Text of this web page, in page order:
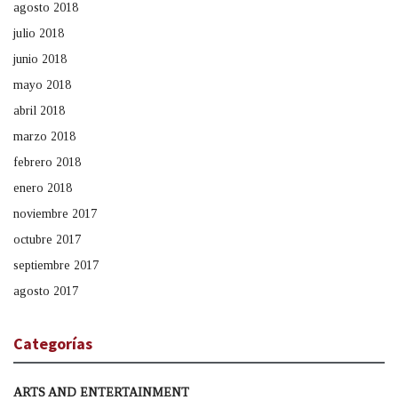
agosto 2018
julio 2018
junio 2018
mayo 2018
abril 2018
marzo 2018
febrero 2018
enero 2018
noviembre 2017
octubre 2017
septiembre 2017
agosto 2017
Categorías
ARTS AND ENTERTAINMENT